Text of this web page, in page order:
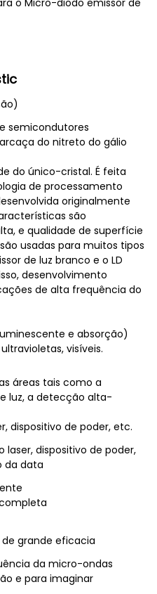
o Micro-diodo emissor de
semicondutores
do nitreto do gálio
do único-cristal. É feita
de processamento
originalmente
são
e qualidade de superfície
usadas para muitos tipos
de luz branco e o LD
desenvolvimento
de alta frequência do
e absorção)
visíveis.
áreas tais como a
luz, a detecção alta-
dispositivo de poder, etc.
laser, dispositivo de poder,
data
eficiente
grande eficacia
da micro-ondas
e para imaginar